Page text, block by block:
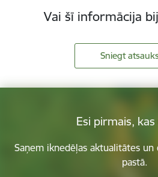
Vai šī informācija
Sniegt
Esi pirmais, kas
Saņem iknedēļas aktualitātes un
pastā.